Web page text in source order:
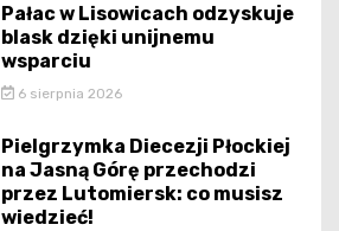
Pałac w Lisowicach odzyskuje
blask dzięki unijnemu
wsparciu
6 sierpnia 2026
Pielgrzymka Diecezji Płockiej
na Jasną Górę przechodzi
przez Lutomiersk: co musisz
wiedzieć!